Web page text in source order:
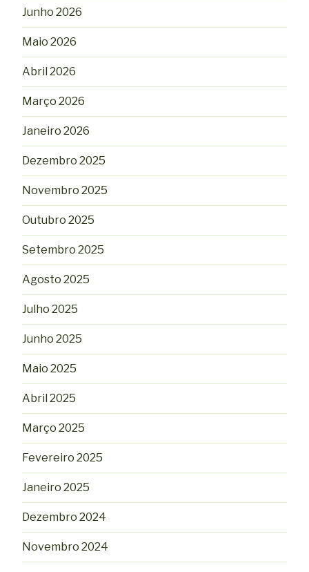
Junho 2026
Maio 2026
Abril 2026
Março 2026
Janeiro 2026
Dezembro 2025
Novembro 2025
Outubro 2025
Setembro 2025
Agosto 2025
Julho 2025
Junho 2025
Maio 2025
Abril 2025
Março 2025
Fevereiro 2025
Janeiro 2025
Dezembro 2024
Novembro 2024